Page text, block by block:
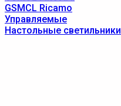
GSMCL Ricamo
Управляемые
Настольные светильники